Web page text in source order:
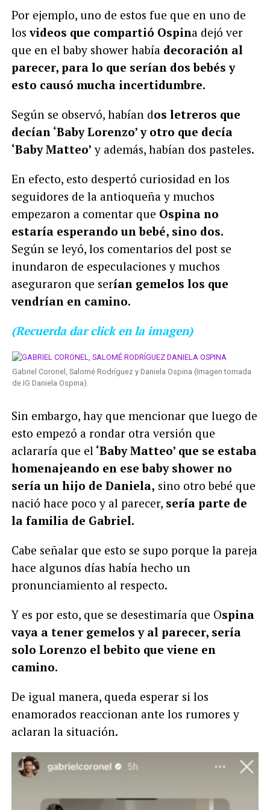
Por ejemplo, uno de estos fue que en uno de
losvideos que compartió Ospina dejó ver
que en el baby shower había decoración al
parecer, para lo que serían dos bebés y
esto causó mucha incertidumbre.
Según se observó, habían dos letreros que
decían ‘Baby Lorenzo’ y otro que decía
‘Baby Matteo’ y además, habían dos pasteles.
En efecto, esto despertó curiosidad en los
seguidores de la antioqueña y muchos
empezaron a comentar que Ospina no
estaría esperando un bebé, sino dos.
Según se leyó, los comentarios del post se
inundaron de especulaciones y muchos
aseguraron que serían gemelos los que
vendrían en camino.
(Recuerda dar click en la imagen)
Gabriel Coronel, Salomé Rodríguez y Daniela Ospina (Imagen tomada
de IG Daniela Ospina).
Sin embargo, hay que mencionar que luego de
esto empezó a rondar otra versión que
aclararía que el ‘Baby Matteo’ que se estaba
homenajeando en ese baby shower no
sería un hijo de Daniela, sino otro bebé que
nació hace poco y al parecer, sería parte de
la familia de Gabriel.
Cabe señalar que esto se supo porque la pareja
hace algunos días había hecho un
pronunciamiento al respecto.
Y es por esto, que se desestimaría que Ospina
vaya a tener gemelos y al parecer, sería
solo Lorenzo el bebito que viene en
camino.
De igual manera, queda esperar si los
enamorados reaccionan ante los rumores y
aclaran la situación.